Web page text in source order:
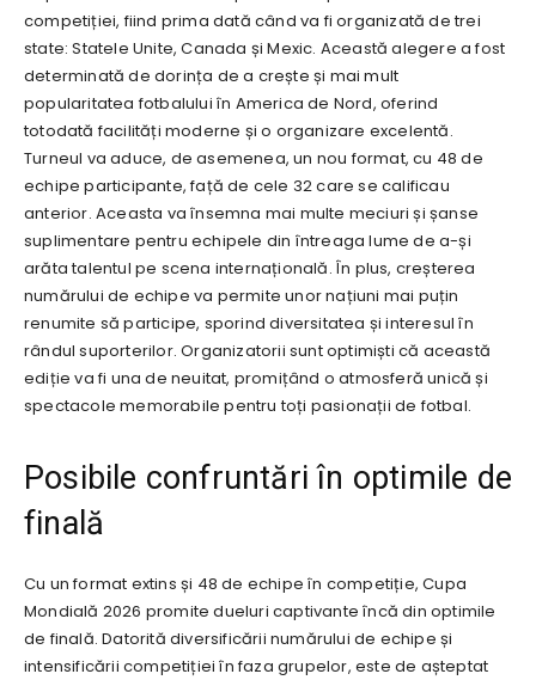
competiției, fiind prima dată când va fi organizată de trei
state: Statele Unite, Canada și Mexic. Această alegere a fost
determinată de dorința de a crește și mai mult
popularitatea fotbalului în America de Nord, oferind
totodată facilități moderne și o organizare excelentă.
Turneul va aduce, de asemenea, un nou format, cu 48 de
echipe participante, față de cele 32 care se calificau
anterior. Aceasta va însemna mai multe meciuri și șanse
suplimentare pentru echipele din întreaga lume de a-și
arăta talentul pe scena internațională. În plus, creșterea
numărului de echipe va permite unor națiuni mai puțin
renumite să participe, sporind diversitatea și interesul în
rândul suporterilor. Organizatorii sunt optimiști că această
ediție va fi una de neuitat, promițând o atmosferă unică și
spectacole memorabile pentru toți pasionații de fotbal.
Posibile confruntări în optimile de
finală
Cu un format extins și 48 de echipe în competiție, Cupa
Mondială 2026 promite dueluri captivante încă din optimile
de finală. Datorită diversificării numărului de echipe și
intensificării competiției în faza grupelor, este de așteptat